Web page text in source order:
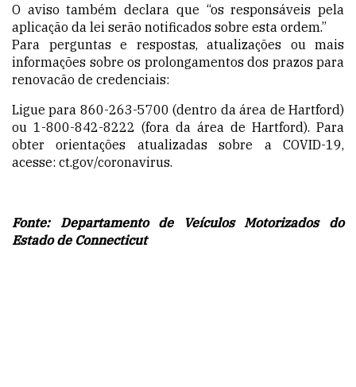
O aviso também declara que “os responsáveis pela
aplicação da lei serão notificados sobre esta ordem.”
Para perguntas e respostas, atualizações ou mais
informações sobre os prolongamentos dos prazos para
renovacão de credenciais:
Ligue para 860-263-5700 (dentro da área de Hartford)
ou 1-800-842-8222 (fora da área de Hartford). Para
obter orientações atualizadas sobre a COVID-19,
acesse: ct.gov/coronavirus.
Fonte: Departamento de Veículos Motorizados do
Estado de Connecticut